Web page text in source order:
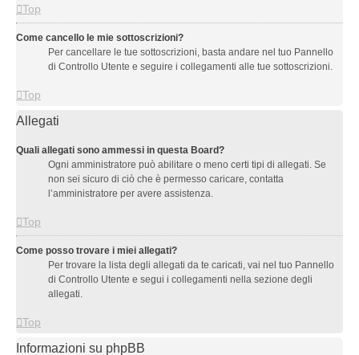
Top
Come cancello le mie sottoscrizioni?
Per cancellare le tue sottoscrizioni, basta andare nel tuo Pannello
di Controllo Utente e seguire i collegamenti alle tue sottoscrizioni.
Top
Allegati
Quali allegati sono ammessi in questa Board?
Ogni amministratore può abilitare o meno certi tipi di allegati. Se
non sei sicuro di ciò che è permesso caricare, contatta
l’amministratore per avere assistenza.
Top
Come posso trovare i miei allegati?
Per trovare la lista degli allegati da te caricati, vai nel tuo Pannello
di Controllo Utente e segui i collegamenti nella sezione degli
allegati.
Top
Informazioni su phpBB